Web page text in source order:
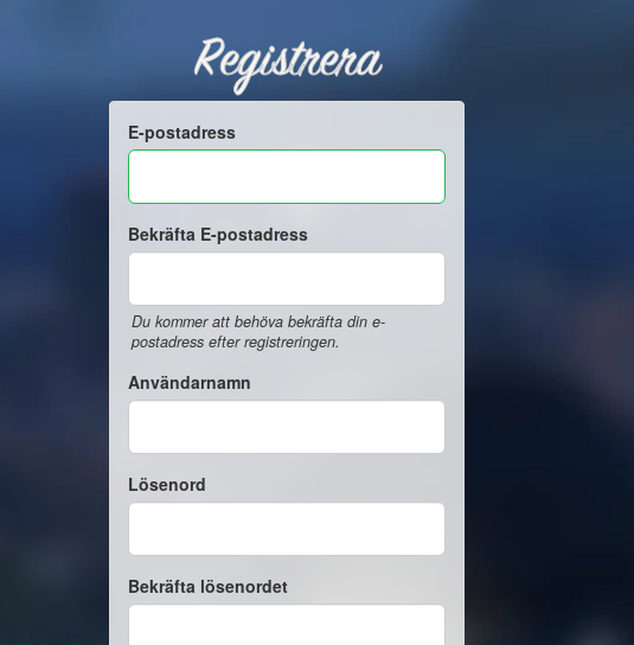
Registrera
E-postadress
Bekräfta E-postadress
Du kommer att behöva bekräfta din e-
postadress efter registreringen.
Användarnamn
Lösenord
Bekräfta lösenordet